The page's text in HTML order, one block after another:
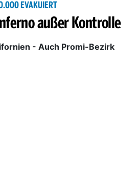
EVAKUIERT
außer Kontrolle
- Auch Promi-Bezirk